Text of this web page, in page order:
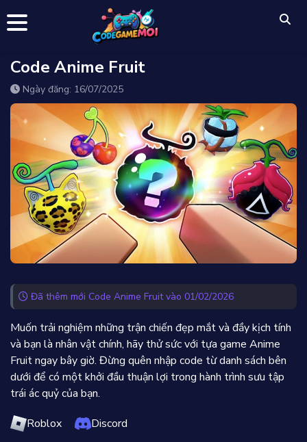
Code Anime Fruit
Ngày đăng: 16/07/2025
Đã thêm mới Code Anime Fruit vào 01/02/2026
Muốn trải nghiệm những trận chiến đẹp mắt và đầy kịch tính
và bạn là nhân vật chính, hãy thử sức với tựa game Anime
Fruit ngay bây giờ. Đừng quên nhập code từ danh sách bên
dưới để có một khởi đầu thuận lợi trong hành trình sưu tập
trái ác quỷ của bạn.
Roblox
Discord